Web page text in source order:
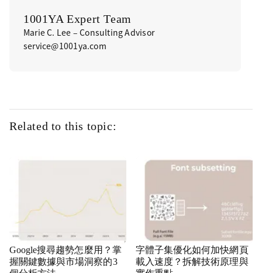
1001YA Expert Team
Marie C. Lee – Consulting Advisor
service@1001ya.com
Related to this topic:
Google搜尋趨勢怎麼用？掌
握關鍵數據與市場洞察的3
字體子集優化如何加快網頁
載入速度？拆解技術原理與